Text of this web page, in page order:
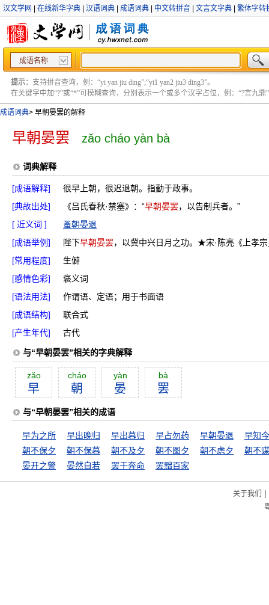
汉文学网 在线新华字典 汉语词典 成语词典 中文转拼音 文言文字典 繁体字转
成语名称
提示： 支持拼音查询，例：“yi yan jiu ding”;“yi1 yan2 jiu3 ding3”。
在关键字中加“?”或“*”可模糊查询，分别表示一个或多个汉字占位，例：“?言九鼎”
成语词典> 早朝晏罢的解释
早朝晏罢 zǎo cháo yàn bà
词典解释
[成语解释]
很早上朝，很迟退朝。指勤于政事。
[典故出处]
《吕氏春秋·禁塞》：“早朝晏罢，以告制兵者。”
[ 近义词 ]
蚤朝晏退
[成语举例]
陛下早朝晏罢，以冀中兴日月之功。★宋·陈亮《上孝
[常用程度]
生僻
[感情色彩]
褒义词
[语法用法]
作谓语、定语；用于书面语
[成语结构]
联合式
[产生年代]
古代
与“早朝晏罢”相关的字典解释
zăo
早
cháo
朝
yàn
晏
bà
罢
与“早朝晏罢”相关的成语
早为之所 早出晚归 早出暮归 早占勿药
早朝晏退
朝不保夕
朝不保暮 朝不及夕 朝不图夕 朝不虑夕
朝不
晏开之警
晏然自若 罢于奔命 罢黜百家
关于我们 |